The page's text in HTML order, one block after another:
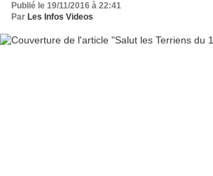
Publié le 19/11/2016 à 22:41
Par Les Infos Videos